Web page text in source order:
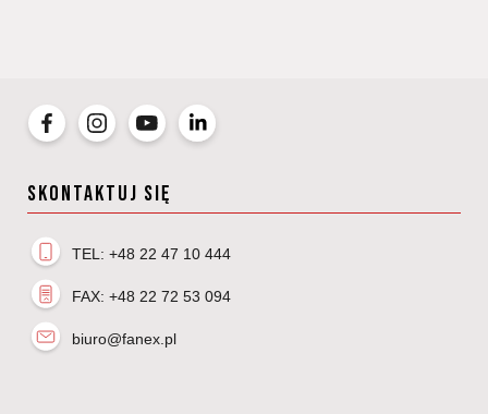
SKONTAKTUJ SIĘ
TEL: +48 22 47 10 444
FAX: +48 22 72 53 094
biuro@fanex.pl